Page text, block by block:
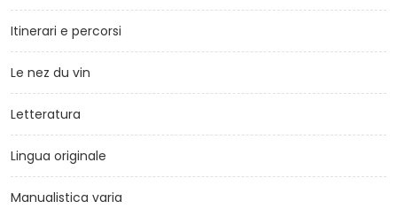
Itinerari e percorsi
Le nez du vin
Letteratura
Lingua originale
Manualistica varia